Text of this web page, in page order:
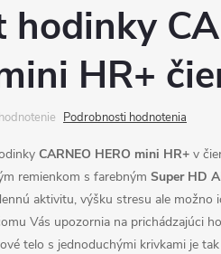
hodinky
HR+
Podrobnosti hodnotenia
CARNEO HERO mini HR+ v
remienkom s farebným Super HD
aktivitu, výšku stresu ale možno
Vás upozornia na prichádzajúci
telo s jednoduchými krivkami je